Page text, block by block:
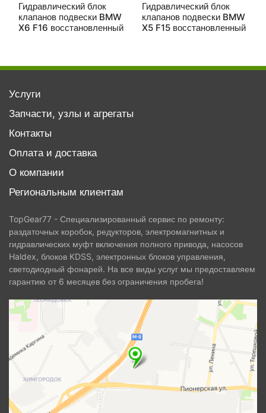
Гидравлический блок
клапанов подвески BMW
X6 F16 восстановленный
Гидравлический блок
клапанов подвески BMW
X5 F15 восстановленный
Услуги
Запчасти, узлы и агрегаты
Контакты
Оплата и доставка
О компании
Региональным клиентам
TopGear77 - Специализированный сервис по ремонту:
раздаточных коробок, редукторов, электромагнитных и
гидравлических муфт включения полного привода, насосов
Haldex, блоков KDSS, электронных блоков управления,
светодиодный фонарей. На все виды услуг мы предоставляем
гарантию от 6 месяцев без ограничения пробега!